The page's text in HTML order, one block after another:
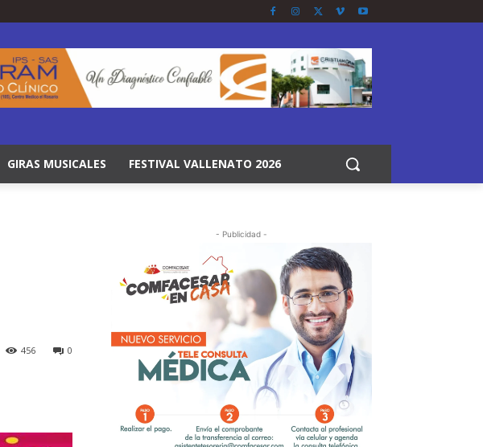
GIRAS MUSICALES FESTIVAL VALLENATO 2026
0
456
- Publicidad -